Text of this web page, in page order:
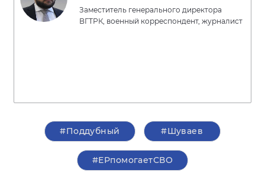
Заместитель генерального директора
ВГТРК, военный корреспондент, журналист
#Поддубный #Шуваев
#ЕРпомогаетСВО